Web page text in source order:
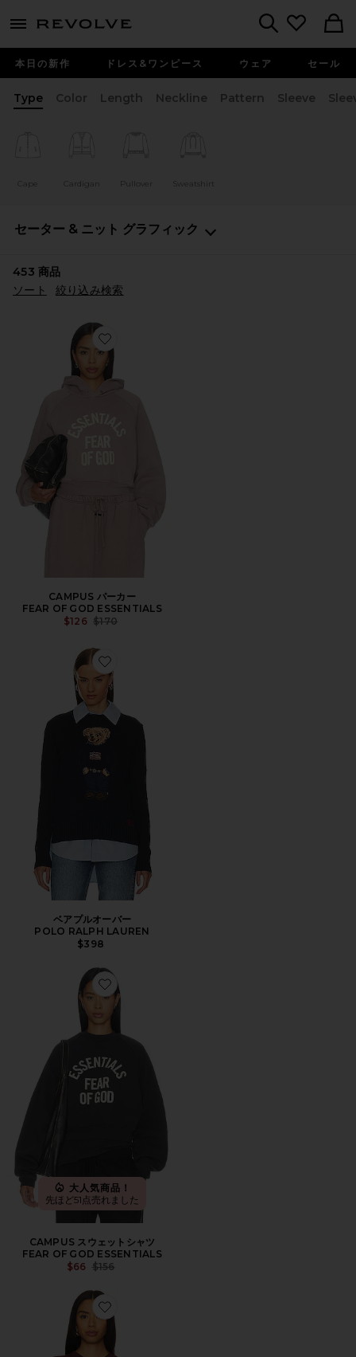
menu - shows more content
本日の新作 ドレス&ワンピース ウェア セール
Type Color Length Neckline Pattern Sleeve
Cape Cardigan Pullover Sweatshirt
セーター & ニット グラフィック
453 商品
ソート
絞り込み検索
Favorite CAMPUS パーカー
CAMPUS パーカー
FEAR OF GOD ESSENTIALS
$126 Previous price:
$170
Favorite ベアプルオーバー
ベアプルオーバー
POLO RALPH LAUREN
$398
Favorite CAMPUS スウェットシャツ
大人気商品！
先ほど51点売れました
CAMPUS スウェットシャツ
FEAR OF GOD ESSENTIALS
$66 Previous price:
$156
Favorite MILES LETTERMAN オーバーサイズスウェット